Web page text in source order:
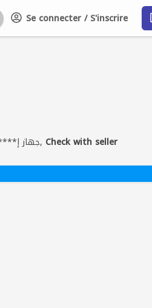
Se connecter / S'inscrire
جهاز إ**** بو**** ٥٠٠ جيبي مستعمل للبيع, Check with seller